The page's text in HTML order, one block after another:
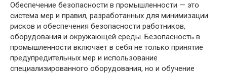
Обеспечение безопасности в промышленности — это
система мер и правил, разработанных для минимизации
рисков и обеспечения безопасности работников,
оборудования и окружающей среды. Безопасность в
промышленности включает в себя не только принятие
предупредительных мер и использование
специализированного оборудования, но и обучение